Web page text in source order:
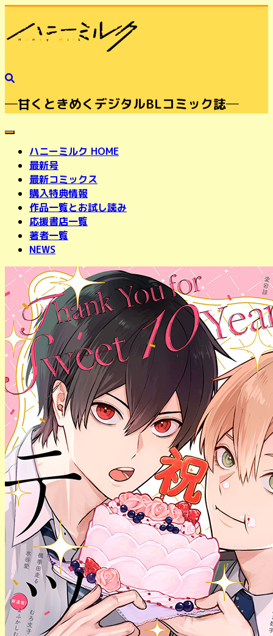
─甘くときめくデジタルBLコミック誌─
toggle navigation
ハニーミルク HOME
最新号
最新コミックス
購入特典情報
作品一覧とお試し読み
応援書店一覧
著者一覧
NEWS